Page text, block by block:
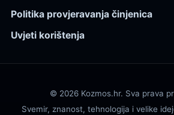
Politika provjeravanja činjenica
Uvjeti korištenja
© 2026 Kozmos.hr. Sva prava
Svemir, znanost, tehnologija i velike